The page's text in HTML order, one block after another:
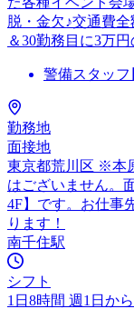
脱・金欠♪交通費
＆30勤務目に3万
警備スタッフ
勤務地
面接地
東京都荒川区 ※本
はございません。
4F】です。お仕事
ります！
南千住駅
シフト
1日8時間 週1日か